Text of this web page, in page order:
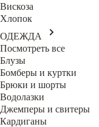
Вискоза
Хлопок
ОДЕЖДА
Посмотреть все
Блузы
Бомберы и куртки
Брюки и шорты
Водолазки
Джемперы и свитеры
Кардиганы